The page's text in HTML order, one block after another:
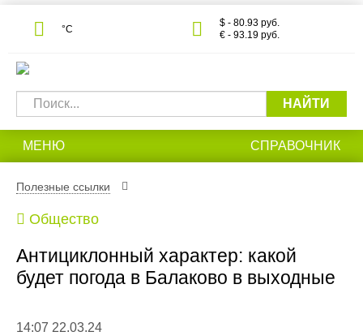
°С
$ - 80.93 руб.
€ - 93.19 руб.
НАЙТИ
МЕНЮ СПРАВОЧНИК
Полезные ссылки
Общество
Антициклонный характер: какой
будет погода в Балаково в выходные
14:07 22.03.24